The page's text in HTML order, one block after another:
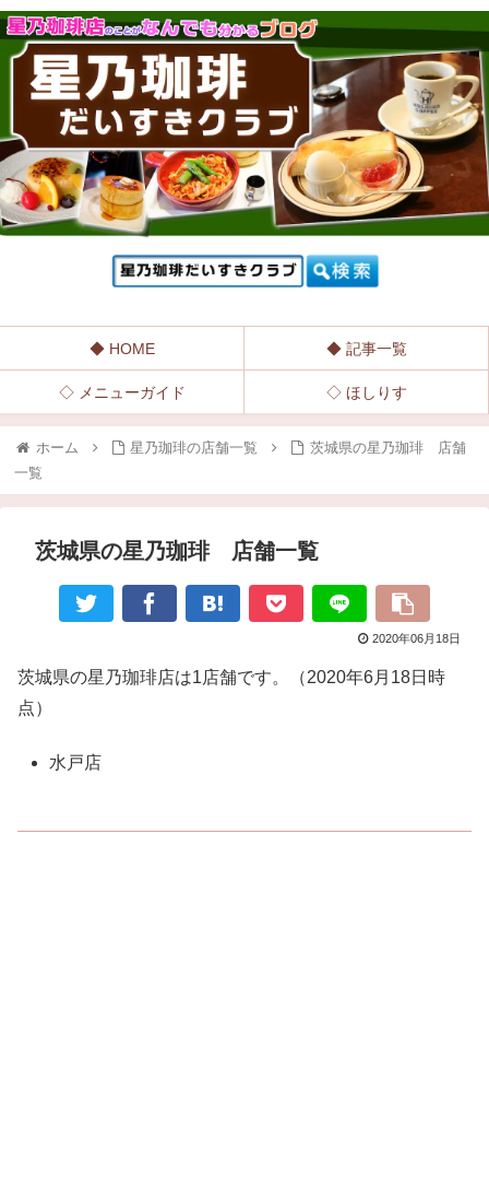
◆ HOME ◆ 記事一覧
◇ メニューガイド ◇ ほしりす
ホーム 星乃珈琲の店舗一覧
茨城県の星乃珈琲 店舗
一覧
茨城県の星乃珈琲 店舗一覧
2020年06月18日
茨城県の星乃珈琲店は1店舗です。（2020年6月18日時
点）
水戸店